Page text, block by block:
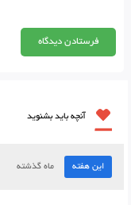
آنچه باید بشنوید
این هفته ماه گذشته